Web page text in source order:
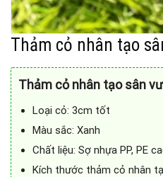
Thảm cỏ nhân tạo
Thảm cỏ nhân tạo sân
Loại cỏ: 3cm tốt
Màu sắc: Xanh
Chất liệu: Sợ nhựa PP, PE
Kích thước thảm cỏ nhân